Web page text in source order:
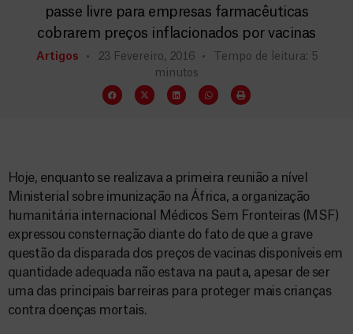
passe livre para empresas farmacêuticas
cobrarem preços inflacionados por vacinas
Artigos 23 Fevereiro, 2016
Tempo de leitura: 5
minutos
Hoje, enquanto se realizava a primeira reunião a nível
Ministerial sobre imunização na África, a organização
humanitária internacional Médicos Sem Fronteiras (MSF)
expressou consternação diante do fato de que a grave
questão da disparada dos preços de vacinas disponíveis em
quantidade adequada não estava na pauta, apesar de ser
uma das principais barreiras para proteger mais crianças
contra doenças mortais.